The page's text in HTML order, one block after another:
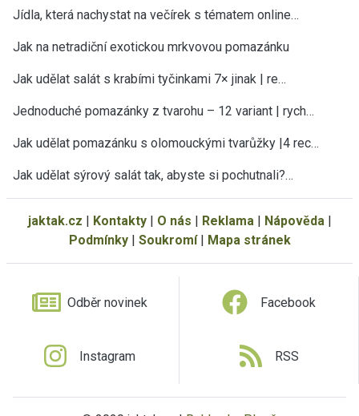
Jídla, která nachystat na večírek s tématem online…
Jak na netradiční exotickou mrkvovou pomazánku
Jak udělat salát s krabími tyčinkami 7× jinak | re…
Jednoduché pomazánky z tvarohu – 12 variant | rych…
Jak udělat pomazánku s olomouckými tvarůžky |4 rec…
Jak udělat sýrový salát tak, abyste si pochutnali?…
jaktak.cz | Kontakty| O nás | Reklama | Nápověda |
Podmínky| Soukromí| Mapa stránek
Odběr novinek Facebook
Instagram RSS